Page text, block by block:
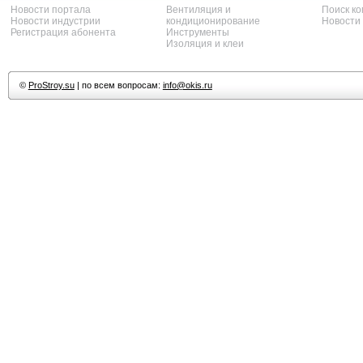
Новости портала
Новости индустрии
Регистрация абонента
Вентиляция и
кондиционирование
Инструменты
Изоляция и клеи
Поиск
© ProStroy.su| по всем вопросам: info@okis.ru